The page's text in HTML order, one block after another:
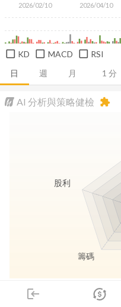
login
市場
日 週 月
2026/02/10 2026/04/10
KD MACD RSI
AI 分析與策略健檢 extension
趨勢動能
籌碼
股利